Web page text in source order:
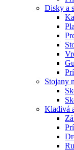
Disky a
Stojany
Kladivá